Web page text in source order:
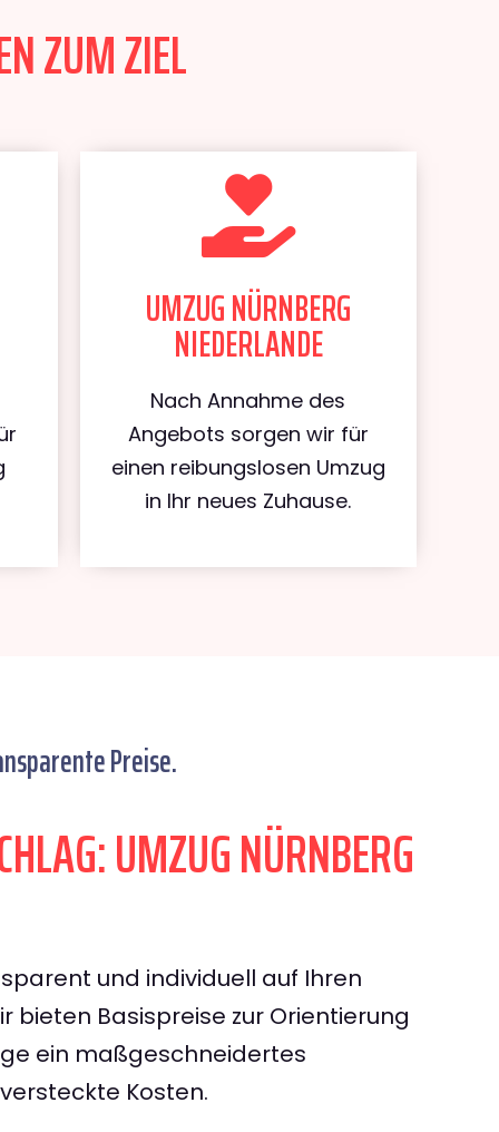
ZUM ZIEL
UMZUG NÜRNBERG
NIEDERLANDE
Nach Annahme des
Angebots sorgen wir für
einen reibungslosen Umzug
in Ihr neues Zuhause.
Preise.
UMZUG NÜRNBERG
und individuell auf Ihren
bieten Basispreise zur Orientierung
ein maßgeschneidertes
Kosten.